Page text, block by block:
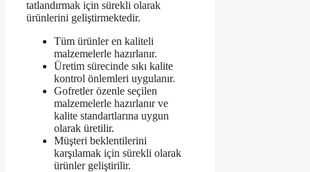
tatlandırmak için sürekli olarak
ürünlerini geliştirmektedir.
Tüm ürünler en kaliteli
malzemelerle hazırlanır.
Üretim sürecinde sıkı kalite
kontrol önlemleri uygulanır.
Gofretler özenle seçilen
malzemelerle hazırlanır ve
kalite standartlarına uygun
olarak üretilir.
Müşteri beklentilerini
karşılamak için sürekli olarak
ürünler geliştirilir.